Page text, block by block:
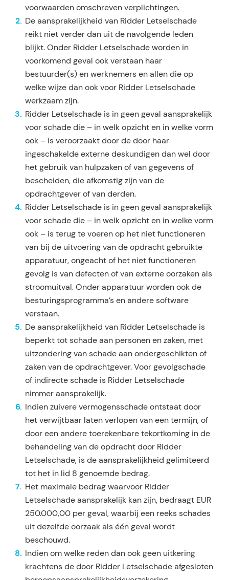
voorwaarden omschreven verplichtingen.
De aansprakelijkheid van Ridder Letselschade
reikt niet verder dan uit de navolgende leden
blijkt. On­der Ridder Letselschade worden in
voorkomend geval ook verstaan haar
bestuurder(s) en werknemers en allen die op
welke wijze dan ook voor Ridder Letselschade
werkzaam zijn.
Ridder Letselschade is in geen geval aansprakelijk
voor schade die – in welk opzicht en in welke vorm
ook – is veroorzaakt door de door haar
ingeschakelde externe deskundigen dan wel door
het gebruik van hulpzaken of van gegevens of
bescheiden, die afkomstig zijn van de
opdrachtgever of van derden.
Ridder Letselschade is in geen geval aansprakelijk
voor schade die – in welk op­zicht en in welke vorm
ook – is terug te voeren op het niet functioneren
van bij de uitvoering van de opdracht gebruikte
ap­paratuur, ongeacht of het niet functioneren
gevolg is van defecten of van externe oorzaken als
stroom­uitval. Onder apparatuur worden ook de
besturingsprogramma’s en andere software
verstaan.
De aansprakelijkheid van Ridder Letselschade is
beperkt tot schade aan personen en zaken, met
uit­zondering van schade aan ondergeschikten of
zaken van de opdrachtgever. Voor gevolgschade
of indi­recte schade is Ridder Letselschade
nimmer aansprakelijk.
Indien zuivere vermogensschade ontstaat door
het verwijtbaar laten verlopen van een termijn, of
door een andere toerekenbare tekortkoming in de
behandeling van de opdracht door Ridder
Letselschade, is de aansprakelijkheid gelimiteerd
tot het in lid 8 genoemde bedrag.
Het maximale bedrag waarvoor Ridder
Letselschade aansprakelijk kan zijn, bedraagt EUR
250.000,00 per geval, waarbij een reeks schades
uit dezelfde oorzaak als één geval wordt
beschouwd.
Indien om welke reden dan ook geen uitkering
krachtens de door Ridder Letselschade afgesloten